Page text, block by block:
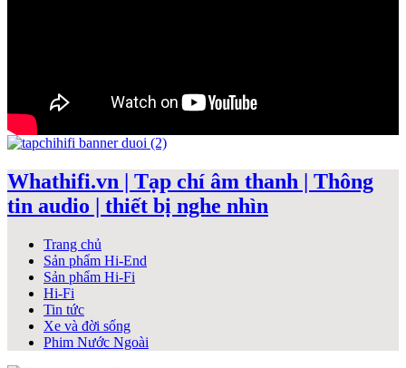
Whathifi.vn | Tạp chí âm thanh | Thông
tin audio | thiết bị nghe nhìn
Trang chủ
Sản phẩm Hi-End
Sản phẩm Hi-Fi
Hi-Fi
Tin tức
Xe và đời sống
Phim Nước Ngoài